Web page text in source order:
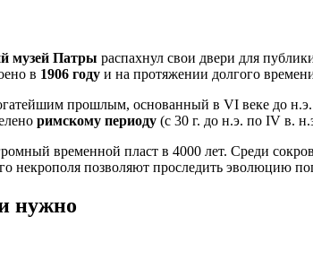
музей Патры распахнул свои двери для
в 1906 году и на протяжении долгого
прошлым, основанный в VI веке до н.э.
римскому периоду (с 30 г. до н.э. по IV в.
временной пласт в 4000 лет. Среди
некрополя позволяют проследить эволюцию
нужно